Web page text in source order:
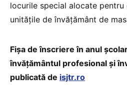
locurile special alocate pentru
unitățile de învățământ de
Fișa de înscriere în anul
învățământul profesional și
publicată de isjtr.ro